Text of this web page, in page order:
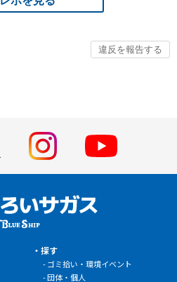
探す
ゴミ拾い・環境イベント
団体・個人